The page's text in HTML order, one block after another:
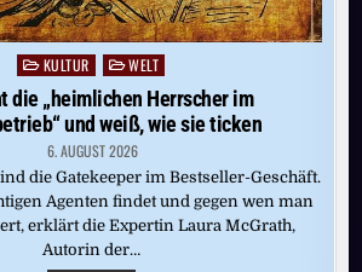
Posted
in
KULTUR WELT
die „heimlichen Herrscher im
und weiß, wie sie ticken
6. AUGUST 2026
die Gatekeeper im Bestseller-Geschäft.
Agenten findet und gegen wen man
erklärt die Expertin Laura McGrath,
Autorin der…